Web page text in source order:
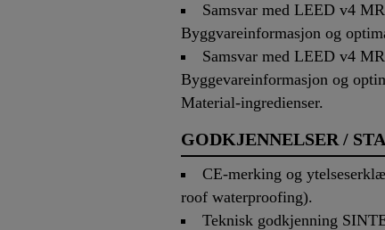
Samsvar med LEED v4
Byggvareinformasjon og
Samsvar med LEED v4
Byggevareinformasjon og
Material-ingredienser.
GODKJENNELSER /
CE-merking og
roof waterproofing).
Teknisk godkjenning